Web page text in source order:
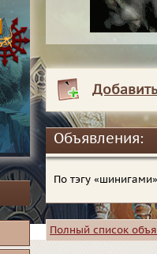
Объявления:
По тэгу
Полный список